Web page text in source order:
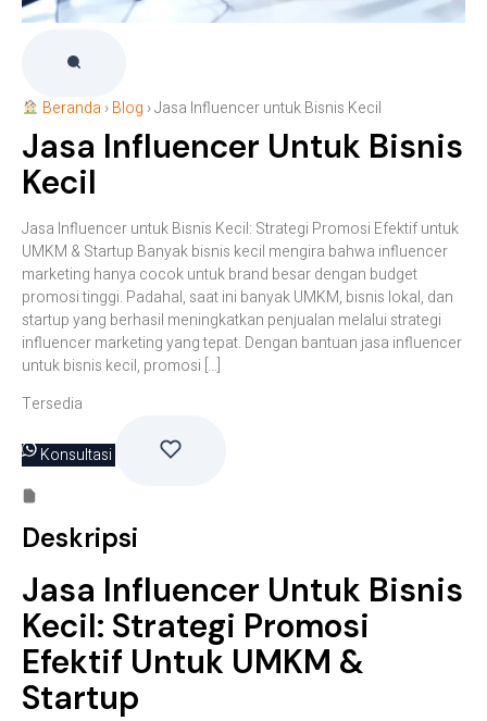
Beranda ›Blog ›Jasa Influencer untuk Bisnis Kecil
Jasa Influencer Untuk Bisnis
Kecil
Jasa Influencer untuk Bisnis Kecil: Strategi Promosi Efektif untuk
UMKM & Startup Banyak bisnis kecil mengira bahwa influencer
marketing hanya cocok untuk brand besar dengan budget
promosi tinggi. Padahal, saat ini banyak UMKM, bisnis lokal, dan
startup yang berhasil meningkatkan penjualan melalui strategi
influencer marketing yang tepat. Dengan bantuan jasa influencer
untuk bisnis kecil, promosi […]
Tersedia
Konsultasi
Deskripsi
Jasa Influencer Untuk Bisnis
Kecil: Strategi Promosi
Efektif Untuk UMKM &
Startup